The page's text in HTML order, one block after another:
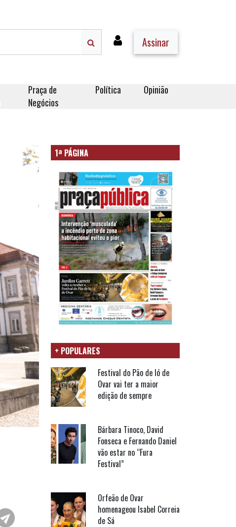
Assinar
Praça de
Negócios
Política Opinião
1ª PÁGINA
+ POPULARES
Festival do Pão de ló de
Ovar vai ter a maior
edição de sempre
Bárbara Tinoco, David
Fonseca e Fernando Daniel
vão estar no “Fura
Festival”
Orfeão de Ovar
homenageou Isabel Correia
de Sá